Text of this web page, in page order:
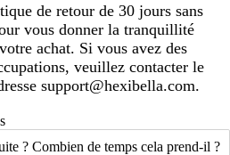
de retour de 30 jours sans
vous donner la tranquillité
achat. Si vous avez des
veuillez contacter le
support@hexibella.com.
? Combien de temps cela prend-il ?